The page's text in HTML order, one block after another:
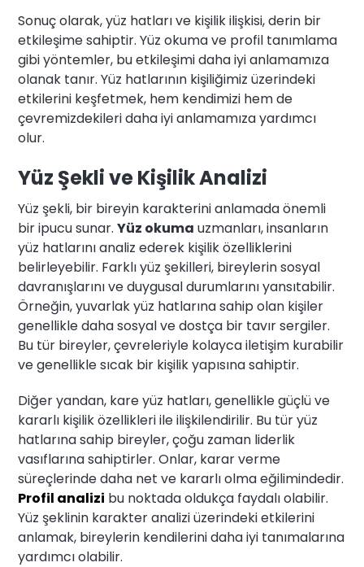
Sonuç olarak, yüz hatları ve kişilik ilişkisi, derin bir
etkileşime sahiptir. Yüz okuma ve profil tanımlama
gibi yöntemler, bu etkileşimi daha iyi anlamamıza
olanak tanır. Yüz hatlarının kişiliğimiz üzerindeki
etkilerini keşfetmek, hem kendimizi hem de
çevremizdekileri daha iyi anlamamıza yardımcı
olur.
Yüz Şekli ve Kişilik Analizi
Yüz şekli, bir bireyin karakterini anlamada önemli
bir ipucu sunar.Yüz okuma uzmanları, insanların
yüz hatlarını analiz ederek kişilik özelliklerini
belirleyebilir. Farklı yüz şekilleri, bireylerin sosyal
davranışlarını ve duygusal durumlarını yansıtabilir.
Örneğin, yuvarlak yüz hatlarına sahip olan kişiler
genellikle daha sosyal ve dostça bir tavır sergiler.
Bu tür bireyler, çevreleriyle kolayca iletişim kurabilir
ve genellikle sıcak bir kişilik yapısına sahiptir.
Diğer yandan, kare yüz hatları, genellikle güçlü ve
kararlı kişilik özellikleri ile ilişkilendirilir. Bu tür yüz
hatlarına sahip bireyler, çoğu zaman liderlik
vasıflarına sahiptirler. Onlar, karar verme
süreçlerinde daha net ve kararlı olma eğilimindedir.
Profil analizi bu noktada oldukça faydalı olabilir.
Yüz şeklinin karakter analizi üzerindeki etkilerini
anlamak, bireylerin kendilerini daha iyi tanımalarına
yardımcı olabilir.